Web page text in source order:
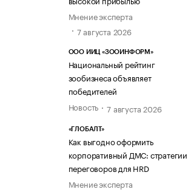
Мнение эксперта
7 августа 2026
ООО ИИЦ «ЗООИНФОРМ»
Национальный рейтинг
зообизнеса объявляет
победителей
Новость
7 августа 2026
«ГЛОБАЛТ»
Как выгодно оформить
корпоративный ДМС: стратегии
переговоров для HRD
Мнение эксперта